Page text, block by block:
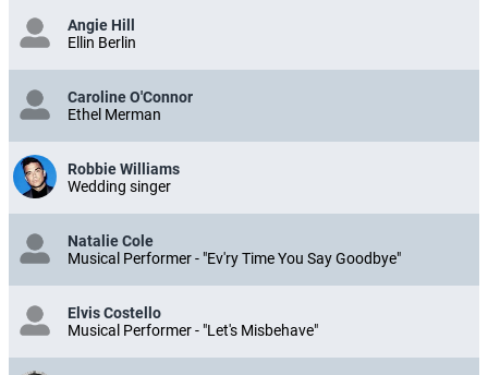
Angie Hill
Ellin Berlin
Caroline O'Connor
Ethel Merman
Robbie Williams
Wedding singer
Natalie Cole
Musical Performer - "Ev'ry Time You Say Goodbye"
Elvis Costello
Musical Performer - "Let's Misbehave"